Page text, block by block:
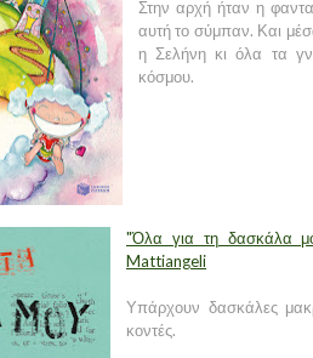
Στην αρχή ήταν η
αυτή το σύμπαν. Και
η Σελήνη κι όλα τα
κόσμου.
"Όλα για τη δασκάλα
Mattiangeli
Υπάρχουν δασκάλες
κοντές.